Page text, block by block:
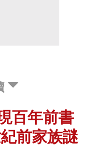
百年前書
前家族謎